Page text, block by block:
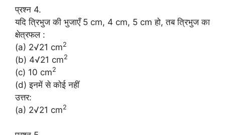
प्रश्न 4.
यदि त्रिभुज की भुजाएँ 5 cm, 4 cm, 5 cm हो, तब त्रिभुज का
क्षेत्रफल :
(a) 2√21 cm2
(b) 4√21 cm2
(c) 10 cm2
(d) इनमें से कोई नहीं
उत्तर:
(a) 2√21 cm2